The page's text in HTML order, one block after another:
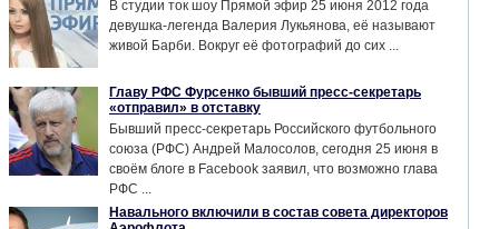
В студии ток шоу Прямой эфир 25 июня 2012 года
девушка-легенда Валерия Лукьянова, её называют
живой Барби. Вокруг её фотографий до сих ...
Главу РФС Фурсенко бывший пресс-секретарь
«отправил» в отставку
Бывший пресс-секретарь Российского футбольного
союза (РФС) Андрей Малосолов, сегодня 25 июня в
своём блоге в Facebook заявил, что возможно глава
РФС ...
Навального включили в состав совета директоров